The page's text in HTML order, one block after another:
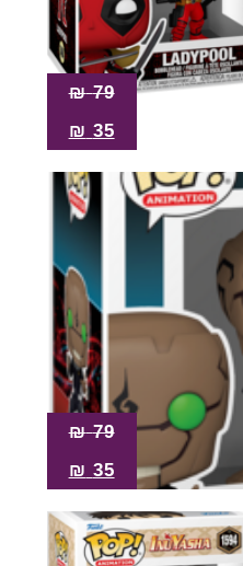
79
₪
35
₪
79
₪
35
₪